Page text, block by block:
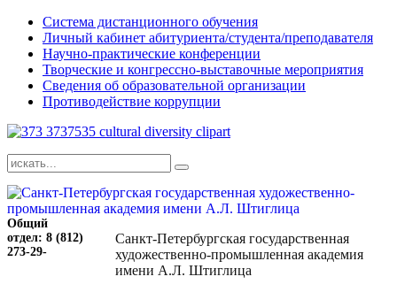
Система дистанционного обучения
Личный кабинет абитуриента/студента/преподавателя
Научно-практические конференции
Творческие и конгрессно-выставочные мероприятия
Сведения об образовательной организации
Противодействие коррупции
Санкт-Петербургская государственная
художественно-промышленная академия
имени А.Л. Штиглица
Общий
отдел: 8 (812)
273-29-